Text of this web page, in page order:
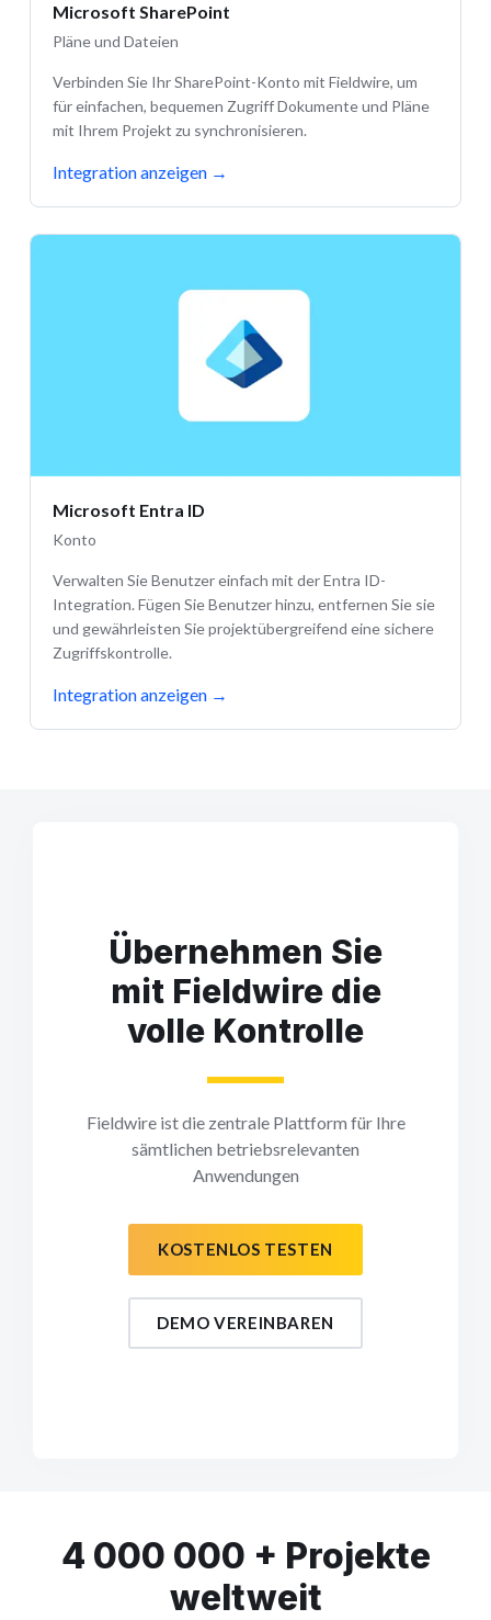
Microsoft SharePoint
Pläne und Dateien
Verbinden Sie Ihr SharePoint-Konto mit Fieldwire, um
für einfachen, bequemen Zugriff Dokumente und Pläne
mit Ihrem Projekt zu synchronisieren.
Integration anzeigen →
Microsoft Entra ID
Konto
Verwalten Sie Benutzer einfach mit der Entra ID-
Integration. Fügen Sie Benutzer hinzu, entfernen Sie sie
und gewährleisten Sie projektübergreifend eine sichere
Zugriffskontrolle.
Integration anzeigen →
Übernehmen Sie
mit Fieldwire die
volle Kontrolle
Fieldwire ist die zentrale Plattform für Ihre
sämtlichen betriebsrelevanten
Anwendungen
KOSTENLOS TESTEN
DEMO VEREINBAREN
4 000 000 + Projekte
weltweit